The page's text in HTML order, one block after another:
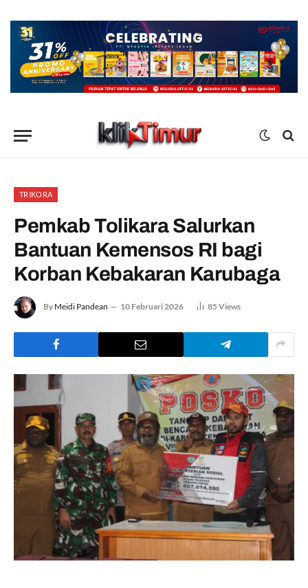
TRIKORA
Pemkab Tolikara Salurkan
Bantuan Kemensos RI bagi
Korban Kebakaran Karubaga
By Meidi Pandean 10 Februari 2026 85 Views